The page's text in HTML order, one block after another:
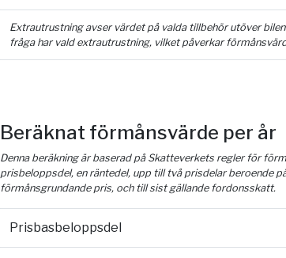
Extrautrustning avser värdet på valda tillbehör utöver
fråga har vald extrautrustning, vilket påverkar
Beräknat förmånsvärde per år
Denna beräkning är baserad på Skatteverkets regler för
prisbeloppsdel, en räntedel, upp till två prisdelar beroende
förmånsgrundande pris, och till sist gällande fordonsskatt.
Prisbasbeloppsdel